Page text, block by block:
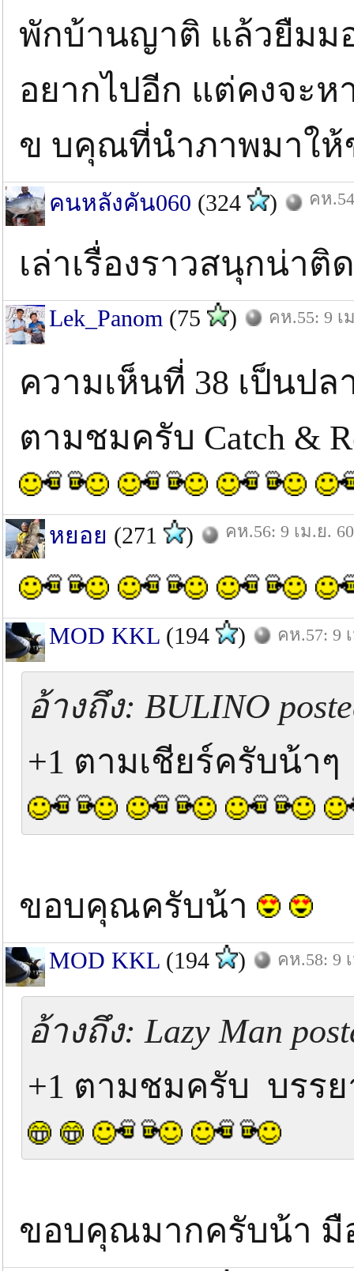
พักบ้านญาติ แล้วยืมม
อยากไปอีก แต่คงจะห
ข บคุณที่นำภาพมาให้
คนหลังคัน060 (324 ) คห
เล่าเรื่องราวสนุกน่า
Lek_Panom (75 ) คห.55: 9 เ
ความเห็นที่ 38 เป็นปล
ตามชมครับ Catch &
หยอย (271 ) คห.56: 9 เม.ย. 60
MOD KKL (194 ) คห.57: 9
อ้างถึง: BULINO
+1 ตามเชียร์ครับน้าๆ
ขอบคุณครับน้า
MOD KKL (194 ) คห.58: 9
อ้างถึง: Lazy Man
+1 ตามชมครับ บรร
ขอบคุณมากครับน้า มื